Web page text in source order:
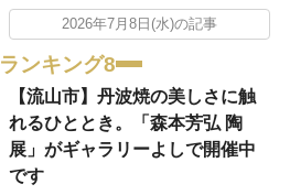
2026年7月8日(水)の記事
ランキング8
【流山市】丹波焼の美しさに触
れるひととき。「森本芳弘 陶
展」がギャラリーよしで開催中
です